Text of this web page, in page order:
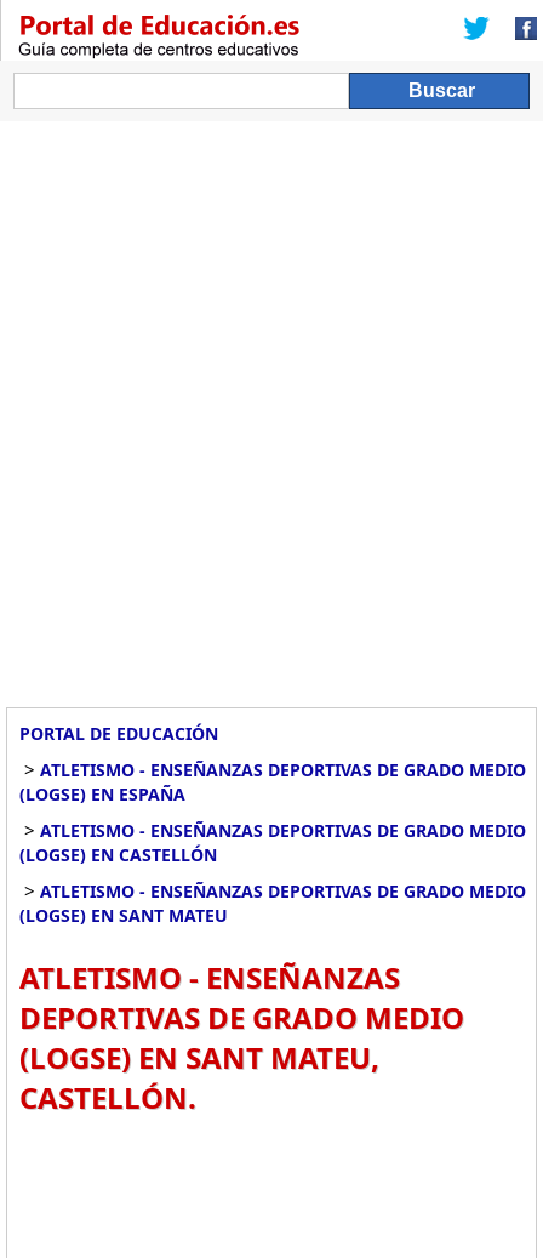
PORTAL DE EDUCACIÓN
> ATLETISMO - ENSEÑANZAS DEPORTIVAS DE GRADO MEDIO
(LOGSE) EN ESPAÑA
> ATLETISMO - ENSEÑANZAS DEPORTIVAS DE GRADO MEDIO
(LOGSE) EN CASTELLÓN
> ATLETISMO - ENSEÑANZAS DEPORTIVAS DE GRADO MEDIO
(LOGSE) EN SANT MATEU
ATLETISMO - ENSEÑANZAS
DEPORTIVAS DE GRADO MEDIO
(LOGSE) EN SANT MATEU,
CASTELLÓN.